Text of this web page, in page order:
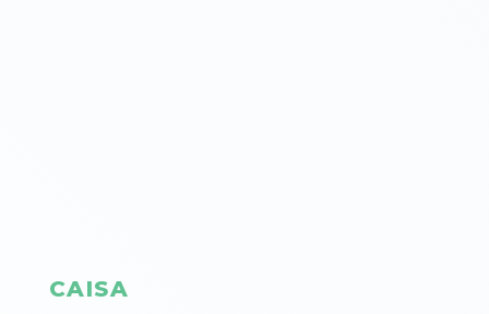
CAISA